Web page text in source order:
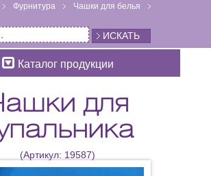
Фурнитура
Чашки для белья
ИСКАТЬ
Каталог продукции
для
(Артикул: 19587)